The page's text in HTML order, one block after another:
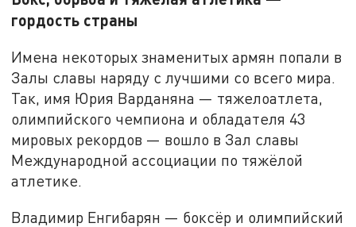
гордость страны
Имена некоторых знаменитых армян попали в
Залы славы наряду с лучшими со всего мира.
Так, имя Юрия Варданяна — тяжелоатлета,
олимпийского чемпиона и обладателя 43
мировых рекордов — вошло в Зал славы
Международной ассоциации по тяжёлой
атлетике.
Владимир Енгибарян — боксёр и олимпийский